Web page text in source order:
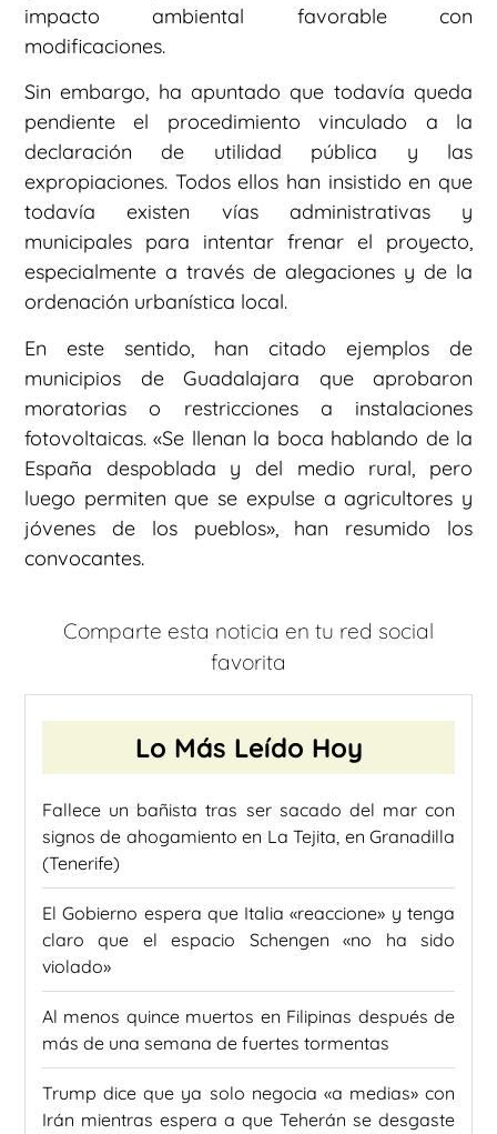
impacto ambiental favorable con
modificaciones.
Sin embargo, ha apuntado que todavía queda
pendiente el procedimiento vinculado a la
declaración de utilidad pública y las
expropiaciones. Todos ellos han insistido en que
todavía existen vías administrativas y
municipales para intentar frenar el proyecto,
especialmente a través de alegaciones y de la
ordenación urbanística local.
En este sentido, han citado ejemplos de
municipios de Guadalajara que aprobaron
moratorias o restricciones a instalaciones
fotovoltaicas. «Se llenan la boca hablando de la
España despoblada y del medio rural, pero
luego permiten que se expulse a agricultores y
jóvenes de los pueblos», han resumido los
convocantes.
Comparte esta noticia en tu red social
favorita
Lo Más Leído Hoy
Fallece un bañista tras ser sacado del mar con
signos de ahogamiento en La Tejita, en Granadilla
(Tenerife)
El Gobierno espera que Italia «reaccione» y tenga
claro que el espacio Schengen «no ha sido
violado»
Al menos quince muertos en Filipinas después de
más de una semana de fuertes tormentas
Trump dice que ya solo negocia «a medias» con
Irán mientras espera a que Teherán se desgaste